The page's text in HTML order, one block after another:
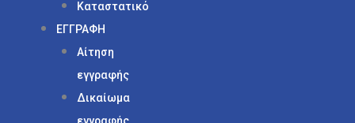
Καταστατικό
ΕΓΓΡΑΦΗ
Αίτηση
εγγραφής
Δικαίωμα
εγγραφής